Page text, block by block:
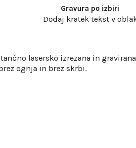
Gravura po izbiri
Dodaj kratek tekst v
lasersko izrezana in
ognja in brez skrbi.